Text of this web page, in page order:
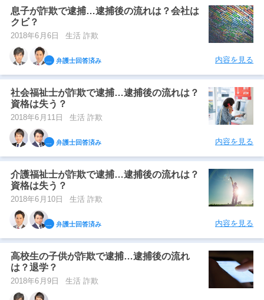
息子が詐欺で逮捕…逮捕後の流れは？会社は
クビ？
2018年6月6日 生活 詐欺
弁護士回答済み 内容を見る
社会福祉士が詐欺で逮捕…逮捕後の流れは？
資格は失う？
2018年6月11日 生活 詐欺
弁護士回答済み 内容を見る
介護福祉士が詐欺で逮捕…逮捕後の流れは？
資格は失う？
2018年6月10日 生活 詐欺
弁護士回答済み 内容を見る
高校生の子供が詐欺で逮捕…逮捕後の流れ
は？退学？
2018年6月9日 生活 詐欺